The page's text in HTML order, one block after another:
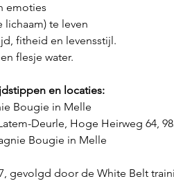
emoties
lichaam) te leven
fitheid en levensstijl.
flesje water.
en locaties:
Bougie in Melle
Deurle, Hoge Heirweg 64,
Bougie in Melle
gevolgd door de White Belt